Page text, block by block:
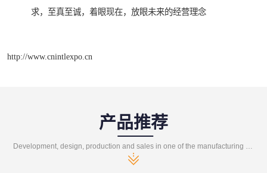
求，至真至诚，着眼现在，放眼未来的经营理念
http://www.cnintlexpo.cn
产品推荐